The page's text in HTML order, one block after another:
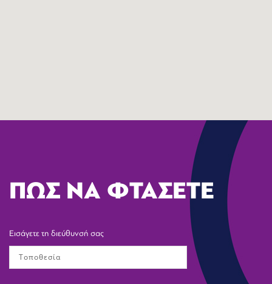
ΠΩΣ ΝΑ ΦΤΑΣΕΤΕ
Εισάγετε τη διεύθυνσή σας